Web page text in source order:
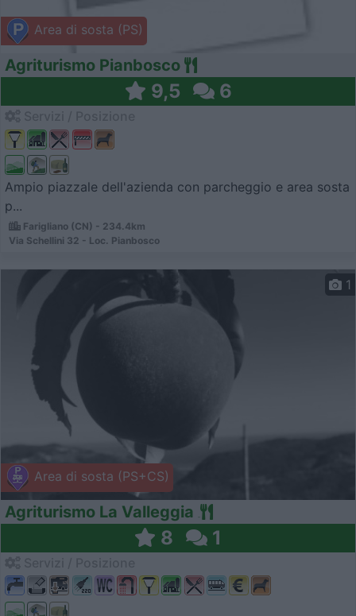
Area di sosta (PS)
Agriturismo Pianbosco
9,5 6
Ampio piazzale dell'azienda con parcheggio e area sosta
p...
Farigliano (CN) - 234.4km
Via Schellini 32 - Loc. Pianbosco
Area di sosta (PS+CS)
1
Agriturismo La Valleggia
8 1